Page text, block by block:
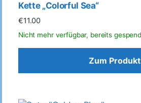
Kette „Colorful Sea“
€11.00
Zum Produkt